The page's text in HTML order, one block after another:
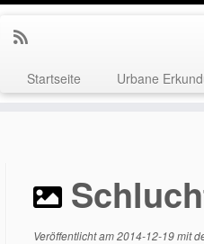
Startseite Urbane
Veröffentlicht am2014-12-19mit